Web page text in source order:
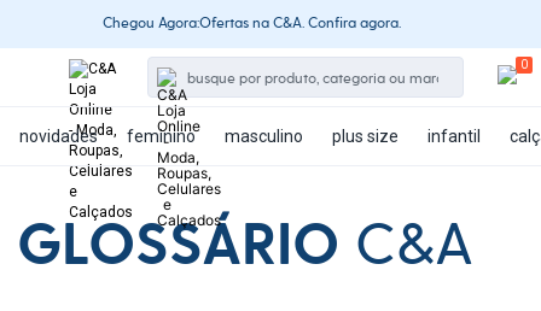
Chegou Agora:Ofertas na C&A. Confira agora.
novidades feminino masculino plus size infantil
GLOSSÁRIO C&A